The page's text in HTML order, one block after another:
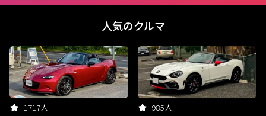
人気のクルマ
1717人 985人